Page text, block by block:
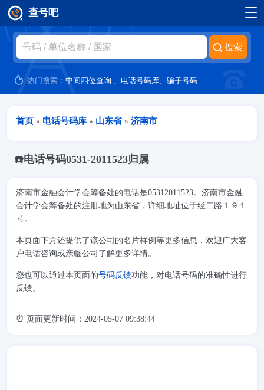
跳转到主要内容
查号吧
热门搜索：中间四位查询 、 电话号码库、骗子号码
当前位置
首页 » 电话号码库 » 山东省 » 济南市
☎️电话号码0531-2011523归属
济南市金融会计学会筹备处的电话是05312011523。济南市金融
会计学会筹备处的注册地为山东省，详细地址位于经二路１９１
号。
本页面下方还提供了该公司的名片样例等更多信息，欢迎广大客
户电话咨询或亲临公司了解更多详情。
您也可以通过本页面的号码反馈功能，对电话号码的准确性进行
反馈。
⏰ 页面更新时间：2024-05-07 09:38:44